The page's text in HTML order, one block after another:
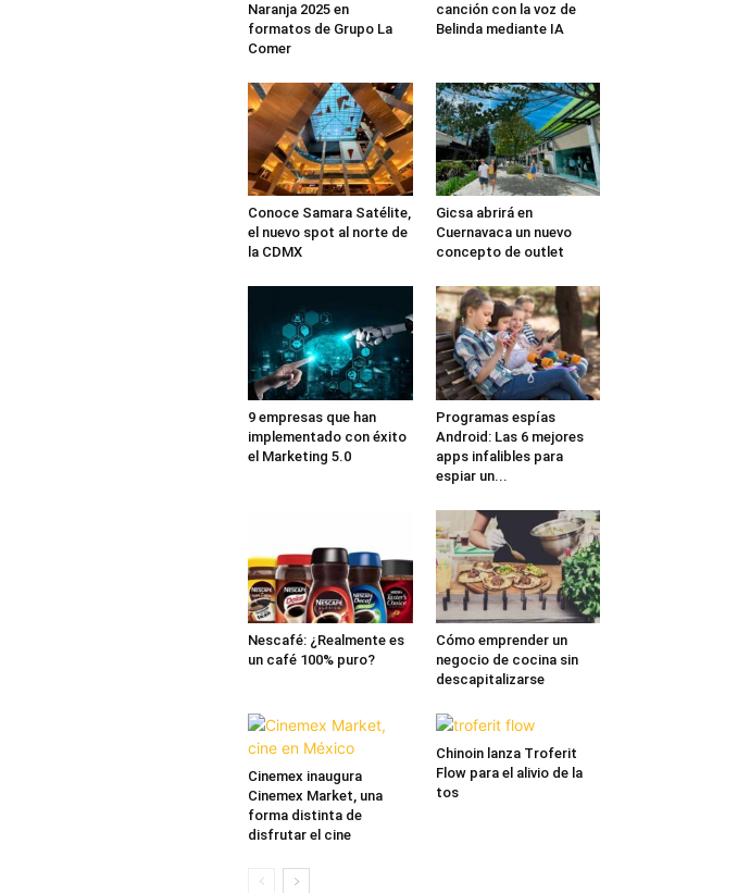
Naranja 2025 en
formatos de Grupo La
Comer
canción con la voz de
Belinda mediante IA
Conoce Samara Satélite,
el nuevo spot al norte de
la CDMX
Gicsa abrirá en
Cuernavaca un nuevo
concepto de outlet
9 empresas que han
implementado con éxito
el Marketing 5.0
Programas espías
Android: Las 6 mejores
apps infalibles para
espiar un...
Nescafé: ¿Realmente es
un café 100% puro?
Cómo emprender un
negocio de cocina sin
descapitalizarse
Cinemex inaugura
Cinemex Market, una
forma distinta de
disfrutar el cine
Chinoin lanza Troferit
Flow para el alivio de la
tos